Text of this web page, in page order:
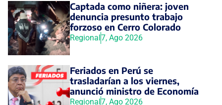
Captada como niñera: joven
denuncia presunto trabajo
forzoso en Cerro Colorado
Regional 7, Ago 2026
Feriados en Perú se
trasladarían a los viernes,
anunció ministro de Economía
Regional 7, Ago 2026